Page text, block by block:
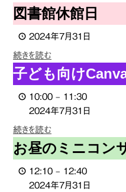
書
マ
ラ
ン
大
図
書
館
休
館
日
図書館休館日
2024年7月31日
続きを読む
子
ど
も
け
Canva
教
室
子ども向け
10:00 – 11:30
2024年7月31日
続きを読む
お
昼
の
お昼のミニコン
12:10 – 12:40
2024年7月31日